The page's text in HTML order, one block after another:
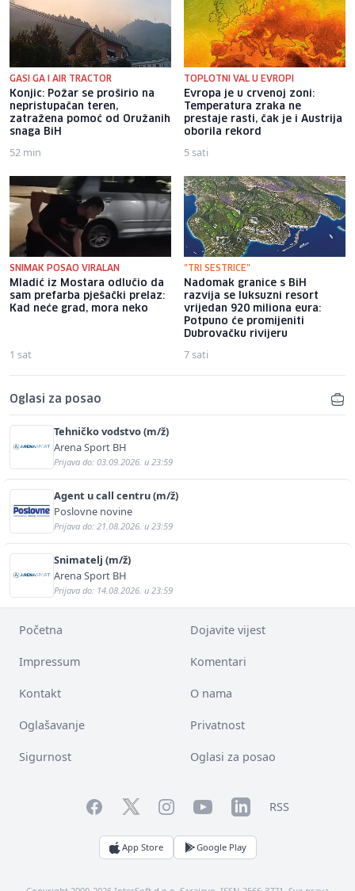
GASI GA I AIR TRACTOR
Konjic: Požar se proširio na
nepristupačan teren,
zatražena pomoć od Oružanih
snaga BiH
52 min
TOPLOTNI VAL U EVROPI
Evropa je u crvenoj zoni:
Temperatura zraka ne
prestaje rasti, čak je i Austrija
oborila rekord
5 sati
SNIMAK POSAO VIRALAN
Mladić iz Mostara odlučio da
sam prefarba pješački prelaz:
Kad neće grad, mora neko
1 sat
"TRI SESTRICE"
Nadomak granice s BiH
razvija se luksuzni resort
vrijedan 920 miliona eura:
Potpuno će promijeniti
Dubrovačku rivijeru
7 sati
Oglasi za posao
Tehničko vodstvo (m/ž)
Arena Sport BH
Prijava do: 03.09.2026. u 23:59
Agent u call centru (m/ž)
Poslovne novine
Prijava do: 21.08.2026. u 23:59
Snimatelj (m/ž)
Arena Sport BH
Prijava do: 14.08.2026. u 23:59
Početna Dojavite vijest
Impressum Komentari
Kontakt O nama
Oglašavanje Privatnost
Sigurnost Oglasi za posao
FacebookTwitterInstagramYouTubeLinkedInRSS
App Store Google Play